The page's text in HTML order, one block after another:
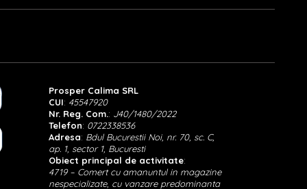
Prosper Calima SRL
CUI: 45547920
Nr. Reg. Com.: J40/1480/2022
Telefon: 0722338536
Adresa: Bdul Bucurestii Noi, nr. 70, sc. C,
ap. 1, sector 1, Bucuresti
Obiect principal de activitate:
4719 – Comert cu amanuntul in magazine
nespecializate, cu vanzare predominanta